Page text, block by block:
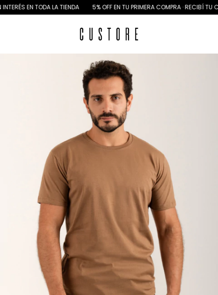
EN TODA LA TIENDA 5% OFF EN TU PRIMERA COMPRA · RECIBÍ TU